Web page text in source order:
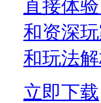
直接体
和资深
和玩法解
立即下载